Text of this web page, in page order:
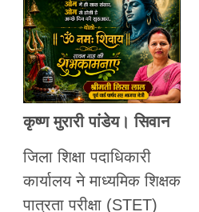
कृष्ण मुरारी पांडेय। सिवान
जिला शिक्षा पदाधिकारी
कार्यालय ने माध्यमिक शिक्षक
पात्रता परीक्षा (STET)